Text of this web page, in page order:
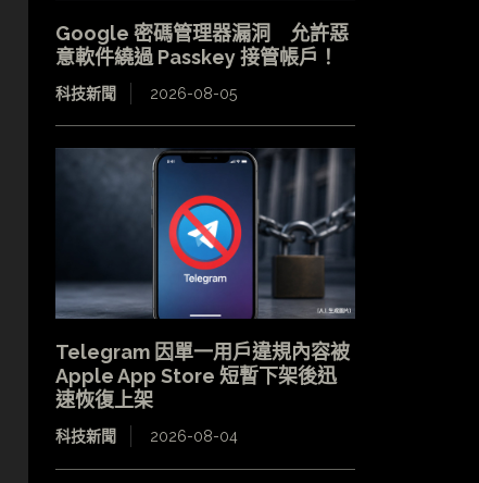
Google 密碼管理器漏洞 允許惡
意軟件繞過 Passkey 接管帳戶！
科技新聞 2026-08-05
Telegram 因單一用戶違規內容被
Apple App Store 短暫下架後迅
速恢復上架
科技新聞 2026-08-04